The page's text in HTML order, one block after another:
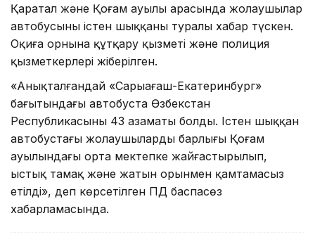
Қаратал және Қоғам ауылы арасында жолаушылар
автобусының істен шыққаны туралы хабар түскен.
Оқиға орнына құтқару қызметі және полиция
қызметкерлері жіберілген.
«Анықталғандай «Сарыағаш-Екатеринбург»
бағытындағы автобуста Өзбекстан
Республикасының 43 азаматы болды. Істен шыққан
автобустағы жолаушылардың барлығы Қоғам
ауылындағы орта мектепке жайғастырылып,
ыстық тамақ және жатын орынмен қамтамасыз
етілді», деп көрсетілген ПД баспасөз
хабарламасында.